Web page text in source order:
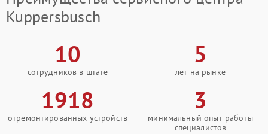
Kuppersbusch
10
сотрудников в штате
5
лет на рынке
1918
отремонтированных устройств
3
минимальный опыт работы
специалистов